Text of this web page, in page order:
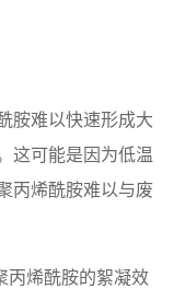
胺难以快速形成大
这可能是因为低温
丙烯酰胺难以与废
丙烯酰胺的絮凝效